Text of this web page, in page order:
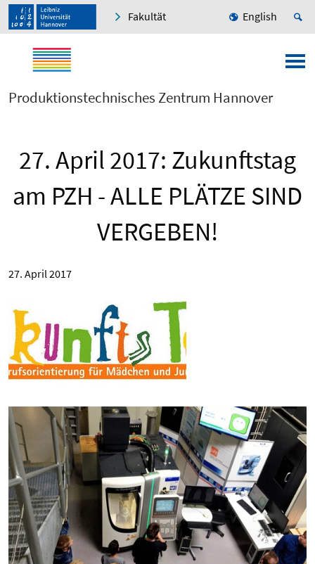
Fakultät English
Produktionstechnisches Zentrum Hannover
27. April 2017: Zukunftstag
am PZH - ALLE PLÄTZE SIND
VERGEBEN!
27. April 2017